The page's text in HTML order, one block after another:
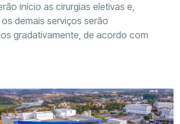
início as cirurgias eletivas e,
demais serviços serão
gradativamente, de acordo com